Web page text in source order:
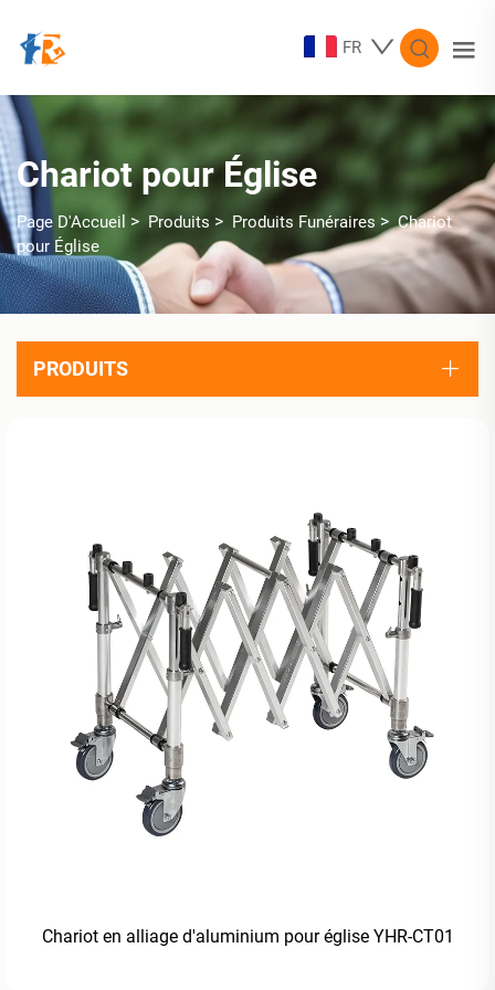
FR
Chariot pour Église
Page D'Accueil > Produits > Produits Funéraires >Chariot
pour Église
PRODUITS
Chariot en alliage d'aluminium pour église YHR-CT01